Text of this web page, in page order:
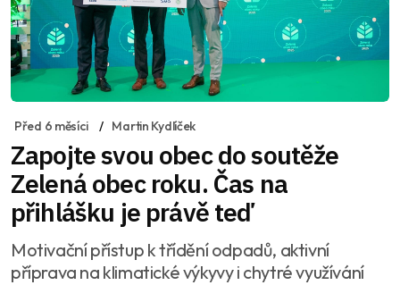
Před 6 měsíci Martin Kydlíček
Zapojte svou obec do soutěže
Zelená obec roku. Čas na
přihlášku je právě teď
Motivační přístup k třídění odpadů, aktivní
příprava na klimatické výkyvy i chytré využívání